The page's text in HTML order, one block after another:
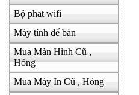
Bộ phat wifi
Máy tính để bàn
Mua Màn Hình Cũ ,
Hỏng
Mua Máy In Cũ , Hỏng